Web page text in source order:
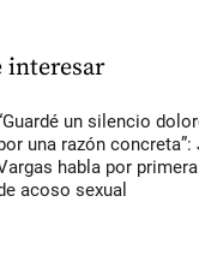
interesar
un silencio
una razón
habla por
acoso sexual